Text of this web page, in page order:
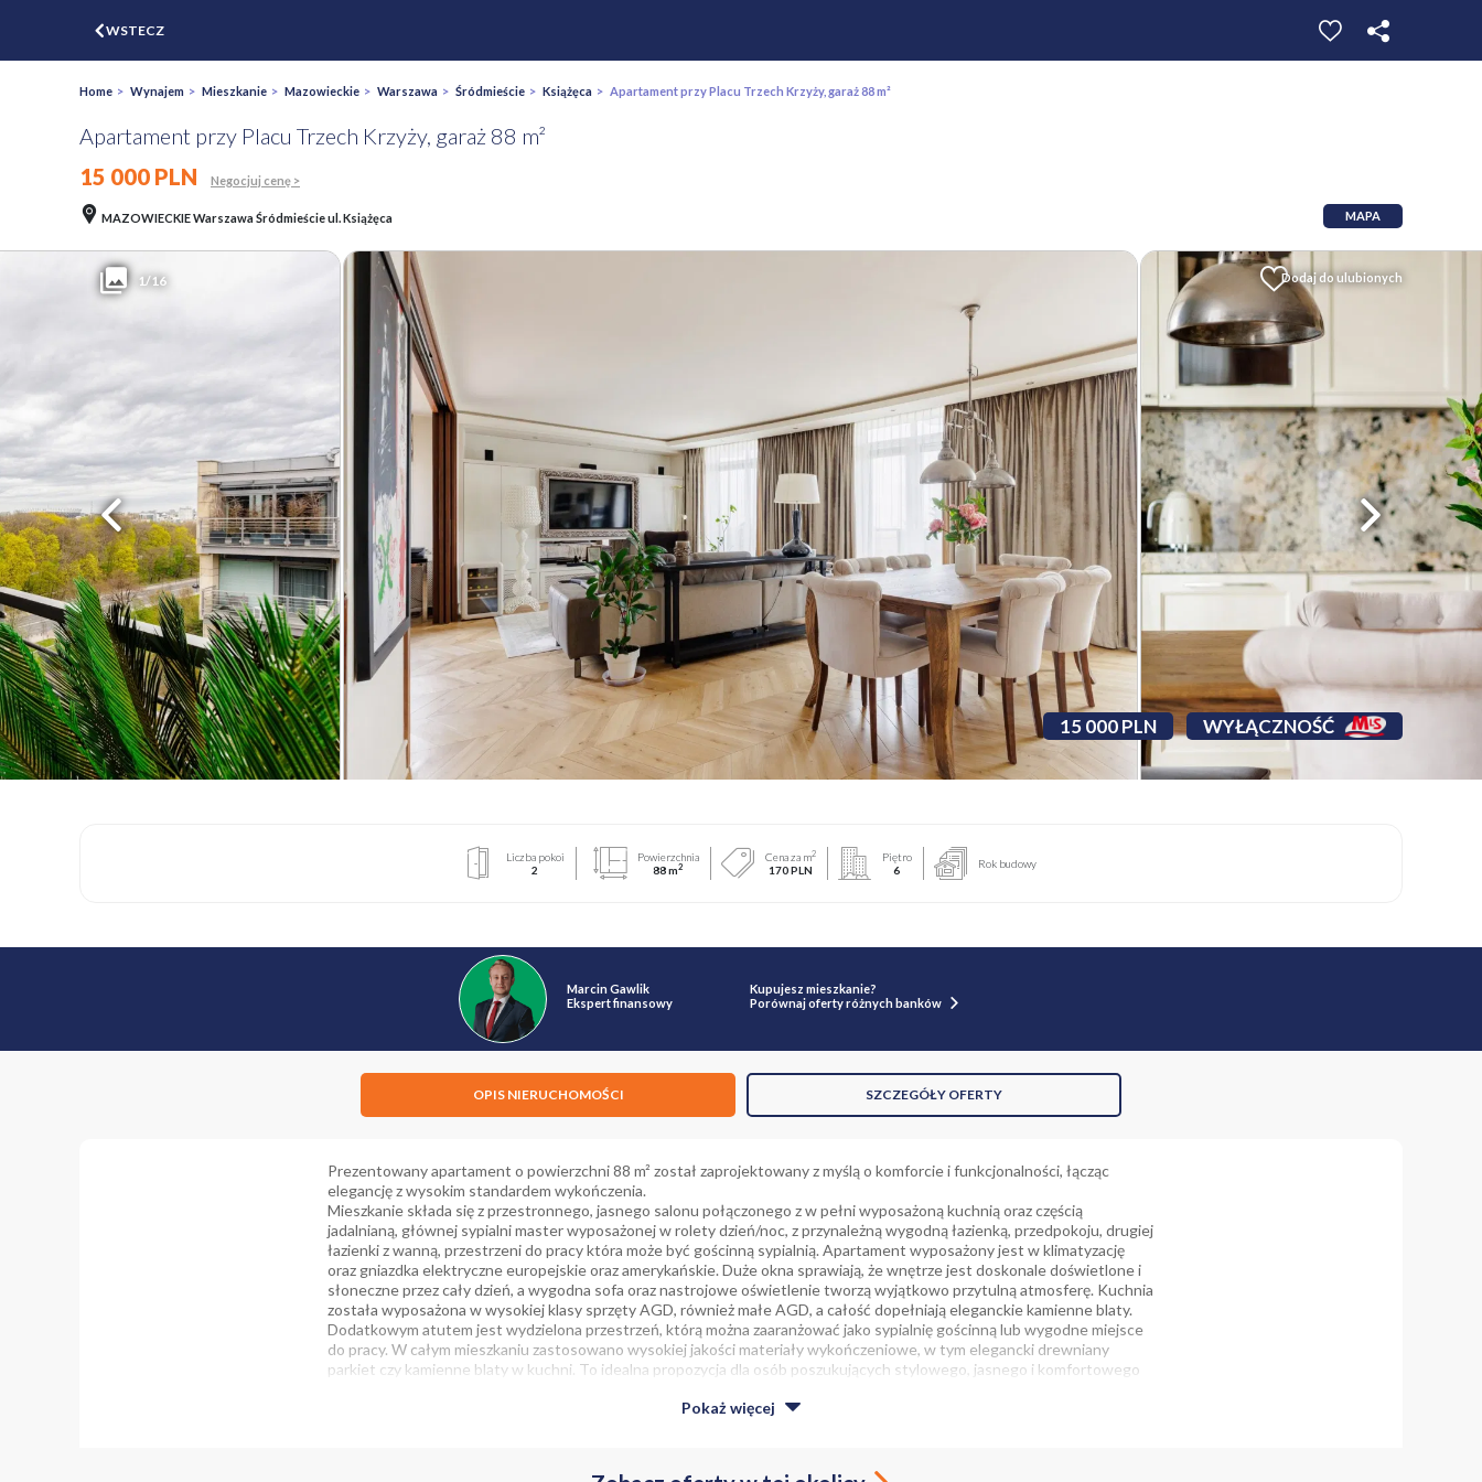
WSTECZ
Home > Wynajem > Mieszkanie > Mazowieckie > Warszawa > Śródmieście > Książęca > Apartament przy Placu Trzech Krzyży, garaż 88 m²
Apartament przy Placu Trzech Krzyży, garaż 88 m²
15 000 PLN
Negocjuj cenę >
MAZOWIECKIE Warszawa Śródmieście ul. Książęca MAPA
1/16
15 000 PLN WYŁĄCZNOŚĆ
Dodaj do ulubionych
Liczba pokoi
2
Powierzchnia
88 m2
Cena za m2
170 PLN
Piętro
6
Rok budowy
Marcin Gawlik
Ekspert finansowy
Kupujesz mieszkanie?
Porównaj oferty różnych banków
OPIS NIERUCHOMOŚCI SZCZEGÓŁY OFERTY
Prezentowany apartament o powierzchni 88 m² został zaprojektowany z myślą o komforcie i funkcjonalności, łącząc
elegancję z wysokim standardem wykończenia.
Mieszkanie składa się z przestronnego, jasnego salonu połączonego z w pełni wyposażoną kuchnią oraz częścią
jadalnianą, głównej sypialni master wyposażonej w rolety dzień/noc, z przynależną wygodną łazienką, przedpokoju, drugiej
łazienki z wanną, przestrzeni do pracy która może być gościnną sypialnią. Apartament wyposażony jest w klimatyzację
oraz gniazdka elektryczne europejskie oraz amerykańskie. Duże okna sprawiają, że wnętrze jest doskonale doświetlone i
słoneczne przez cały dzień, a wygodna sofa oraz nastrojowe oświetlenie tworzą wyjątkowo przytulną atmosferę. Kuchnia
została wyposażona w wysokiej klasy sprzęty AGD, również małe AGD, a całość dopełniają eleganckie kamienne blaty.
Dodatkowym atutem jest wydzielona przestrzeń, którą można zaaranżować jako sypialnię gościnną lub wygodne miejsce
do pracy. W całym mieszkaniu zastosowano wysokiej jakości materiały wykończeniowe, w tym elegancki drewniany
parkiet czy kamienne blaty w kuchni. To idealna propozycja dla osób poszukujących stylowego, jasnego i komfortowego
wspólnymi oraz reprezentacyjnym lobby. Do dyspozycji mieszkańców pozostaje całodobowa ochrona, monitoring oraz
Pokaż więcej